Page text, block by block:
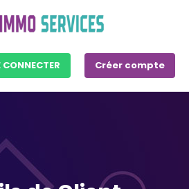
CONNECTER Créer compte